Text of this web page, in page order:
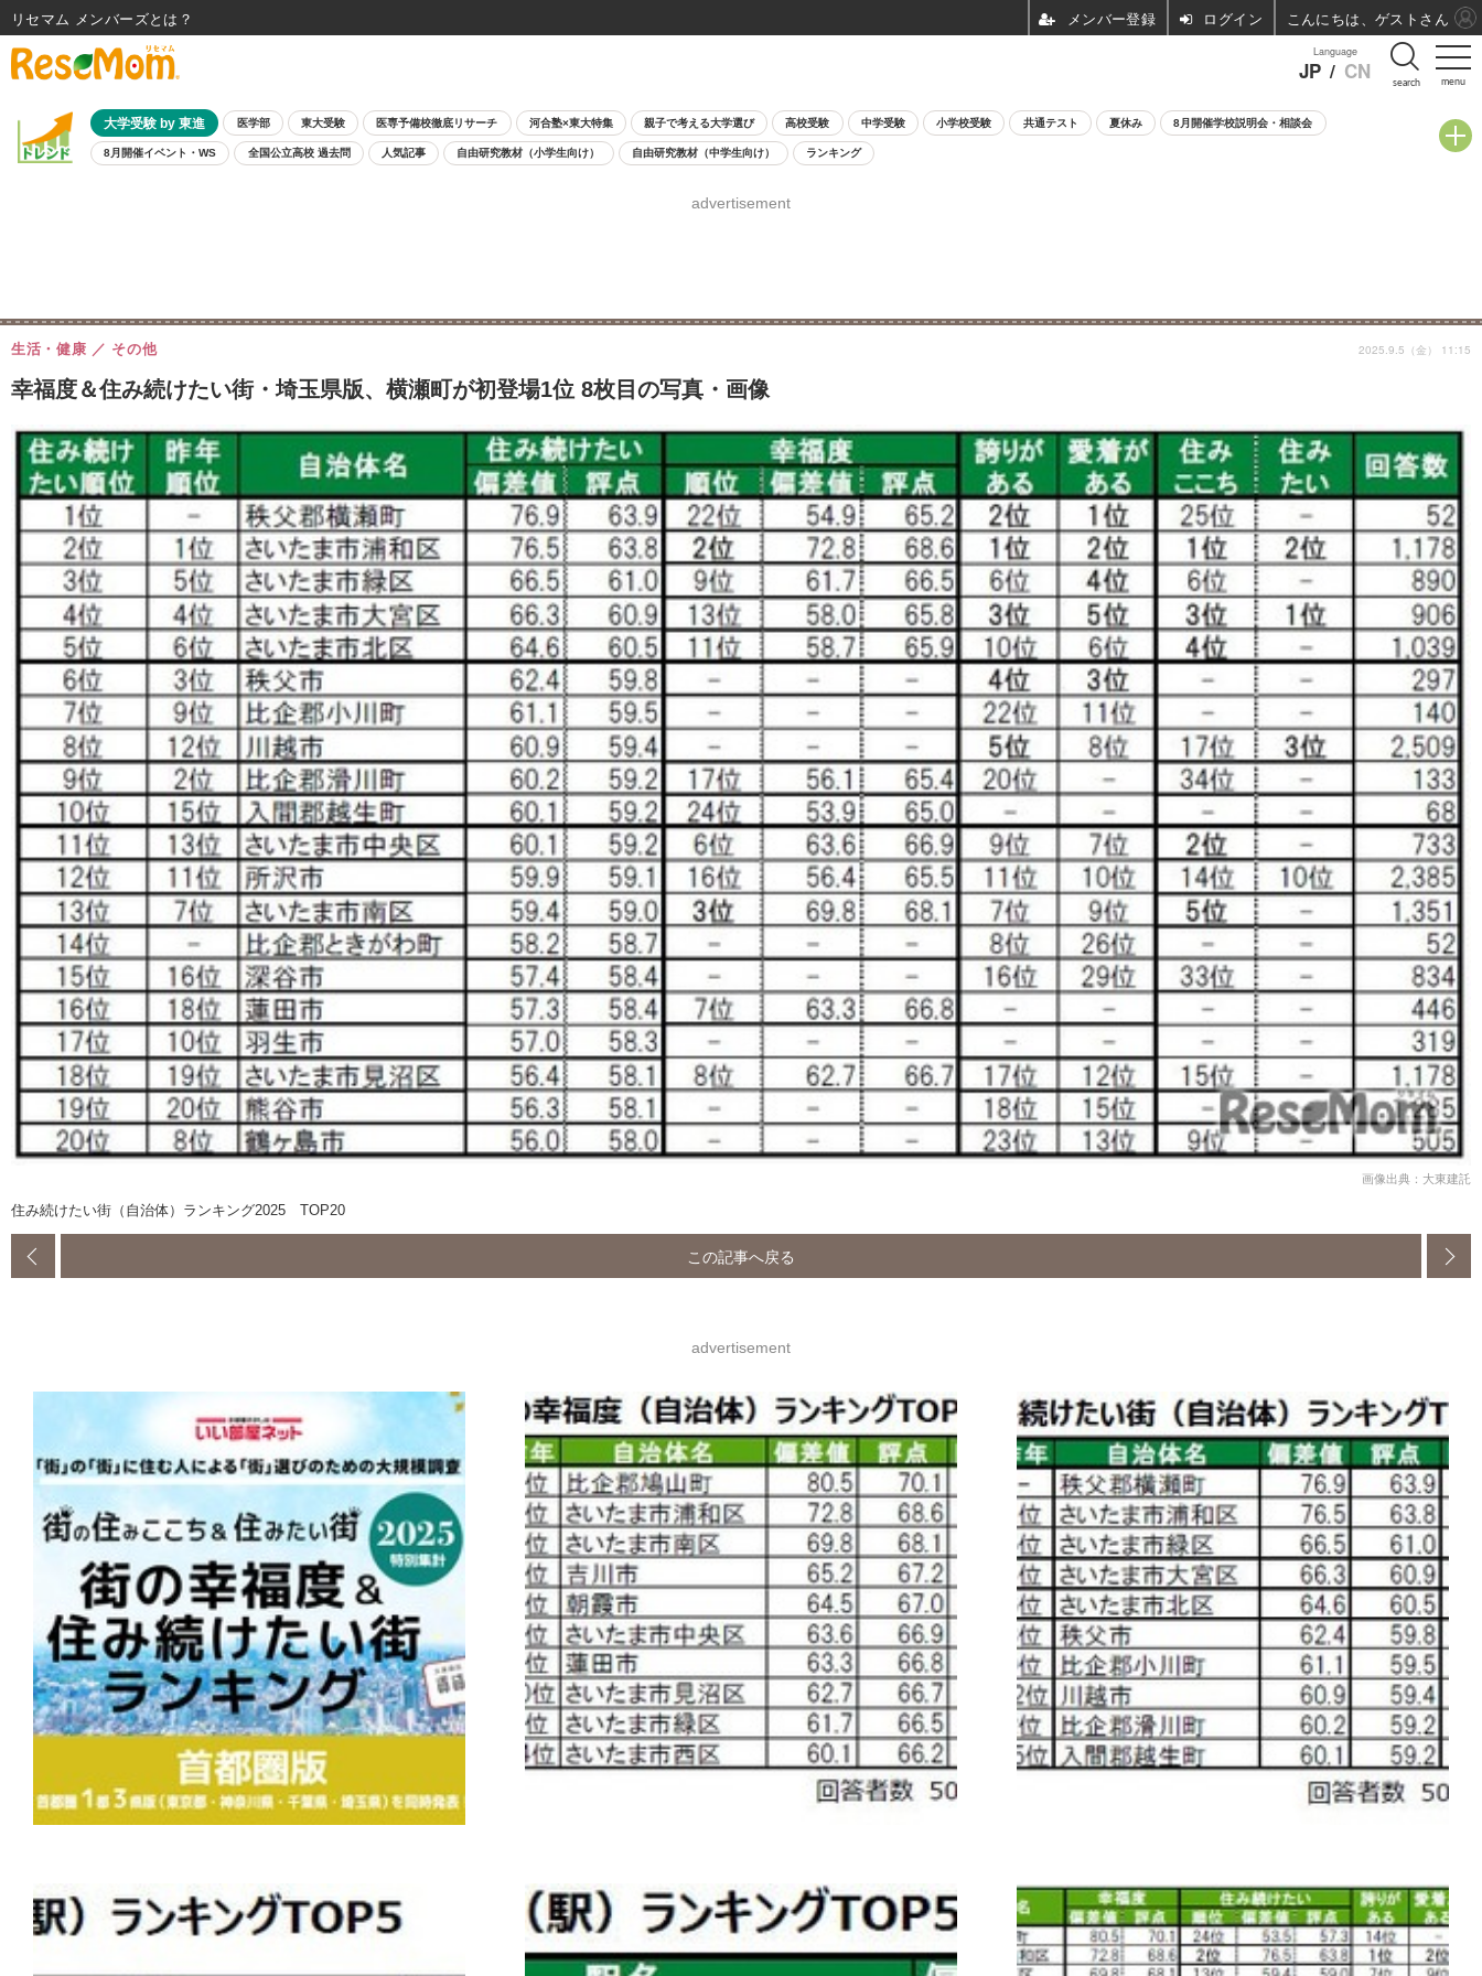
menu
Language
JP / CN search
大学受験 by 東進 医学部 東大受験 医専予備校徹底リサーチ 河合塾×東大特集 親子で考える大学選び 高校受験 中学受験 小学校受験 共通テスト 夏休み 8月開催学校説明会・相談会
8月開催イベント・WS 全国公立高校 過去問 人気記事 自由研究教材（小学生向け） 自由研究教材（中学生向け） ランキング
advertisement
幸福度＆住み続けたい街・埼玉県版、横瀬町が初登場1位 8枚目の写真・画像
生活・健康 その他 2025.9.5（金） 11:15
画像出典：大東建託
住み続けたい街（自治体）ランキング2025 TOP20
この記事へ戻る
advertisement
リセマム メンバーズ ログイン こんにちは、ゲストさん